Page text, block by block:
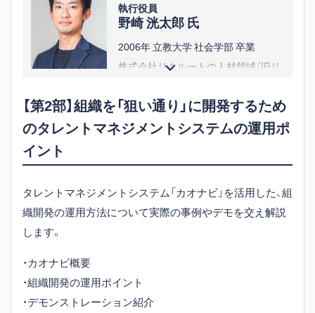
執行役員
野崎 洸太郎 氏
2006年 立教大学 社会学部 卒業
株式会社リクルートの人材領域（旧リ
て、法人営業、コンサルティング、新規
事業などに従事。新しい取り組みとし
マネタイズに成功。
また、マネージャーとして約60名規模
の組織の責任者を経験。そのほか
【第2部】組織を「狙い通り」に開発するため
のタレントマネジメントシステムの運用ポ
イント
タレントマネジメントシステム「カオナビ」を活用した、組
織開発の運用方法について実際の事例やデモを交え解説
します。
・カオナビ概要
・組織開発の運用ポイント
・デモンストレーション紹介